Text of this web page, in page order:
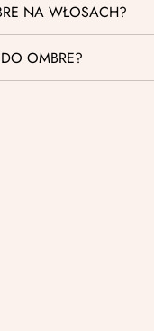
NA WŁOSACH?
OMBRE?